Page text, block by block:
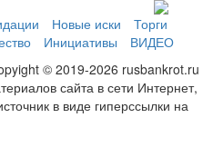
Новые иски
Торги
Инициативы
ВИДЕО
© 2019-2026 rusbankrot.ru
сайта в сети Интернет,
в виде гиперссылки на